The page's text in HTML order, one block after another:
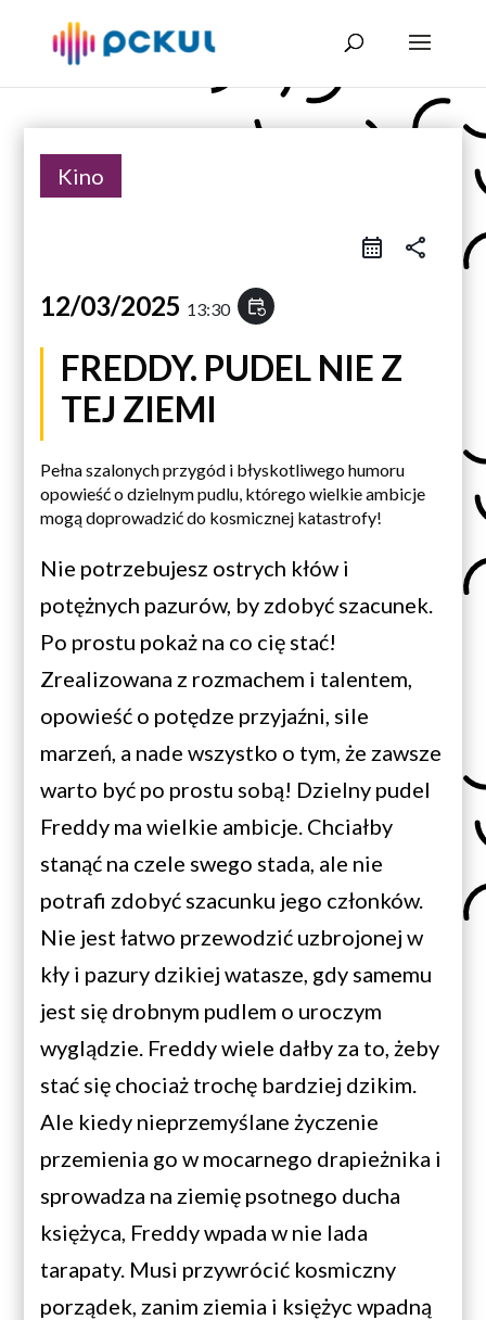
Kino
share
12/03/2025 13:30 event_repeat
FREDDY. PUDEL NIE Z
TEJ ZIEMI
Pełna szalonych przygód i błyskotliwego humoru
opowieść o dzielnym pudlu, którego wielkie ambicje
mogą doprowadzić do kosmicznej katastrofy!
Nie potrzebujesz ostrych kłów i
potężnych pazurów, by zdobyć szacunek.
Po prostu pokaż na co cię stać!
Zrealizowana z rozmachem i talentem,
opowieść o potędze przyjaźni, sile
marzeń, a nade wszystko o tym, że zawsze
warto być po prostu sobą! Dzielny pudel
Freddy ma wielkie ambicje. Chciałby
stanąć na czele swego stada, ale nie
potrafi zdobyć szacunku jego członków.
Nie jest łatwo przewodzić uzbrojonej w
kły i pazury dzikiej watasze, gdy samemu
jest się drobnym pudlem o uroczym
wyglądzie. Freddy wiele dałby za to, żeby
stać się chociaż trochę bardziej dzikim.
Ale kiedy nieprzemyślane życzenie
przemienia go w mocarnego drapieżnika i
sprowadza na ziemię psotnego ducha
księżyca, Freddy wpada w nie lada
tarapaty. Musi przywrócić kosmiczny
porządek, zanim ziemia i księżyc wpadną